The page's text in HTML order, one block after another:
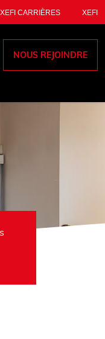
XEFI CARRIÈRES XEFI
NOUS REJOINDRE